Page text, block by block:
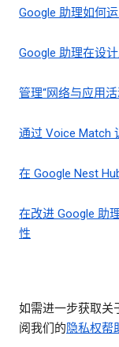
Google 助理如何
Google 助理在设
管理“网络与应用
通过 Voice Match
在 Google Nest
在改进 Google 助
性
如需进一步获取关
阅我们的隐私权帮